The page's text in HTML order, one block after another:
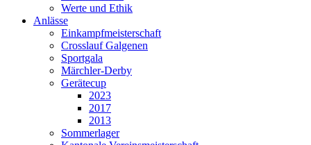
Werte und Ethik
Anlässe
Einkampfmeisterschaft
Crosslauf Galgenen
Sportgala
Märchler-Derby
Gerätecup
2023
2017
2013
Sommerlager